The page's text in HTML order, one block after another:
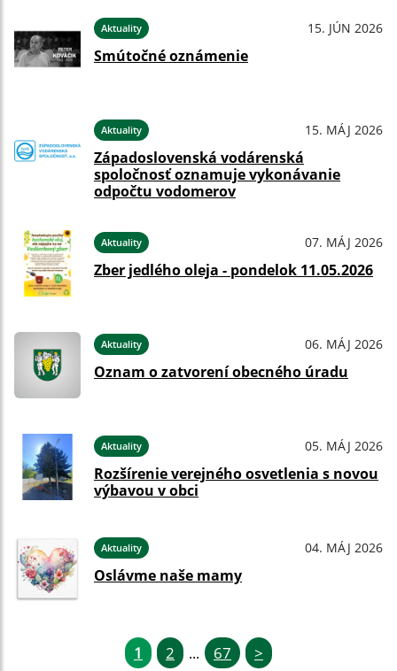
Aktuality 15. JÚN 2026
Smútočné oznámenie
Aktuality 15. MÁJ 2026
Západoslovenská vodárenská
spoločnosť oznamuje vykonávanie
odpočtu vodomerov
Aktuality 07. MÁJ 2026
Zber jedlého oleja - pondelok 11.05.2026
Aktuality 06. MÁJ 2026
Oznam o zatvorení obecného úradu
Aktuality 05. MÁJ 2026
Rozšírenie verejného osvetlenia s novou
výbavou v obci
Aktuality 04. MÁJ 2026
Oslávme naše mamy
1 2 ... 67 >